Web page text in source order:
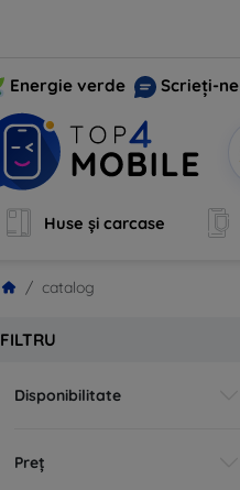
Energie verde Scrieți-ne
Huse și carcase
catalog
FILTRU
Disponibilitate
Preț